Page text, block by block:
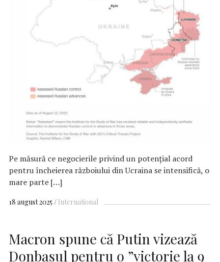
Pe măsură ce negocierile privind un potențial acord
pentru încheierea războiului din Ucraina se intensifică, o
mare parte […]
18 august 2025 International
Macron spune că Putin vizează
Donbasul pentru o ”victorie la 9